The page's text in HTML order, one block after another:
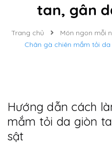
tan, gân
Trang chủ Món ngon mỗi
Chân gà chiên mắm tỏi
Hướng dẫn cách
mắm tỏi da giòn
sật